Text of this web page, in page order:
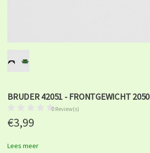
BRUDER 42051 - FRONTGEWICHT 2050
0 Review(s)
€3,99
Lees meer